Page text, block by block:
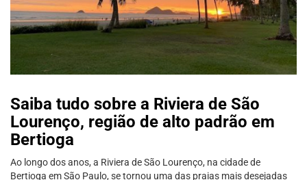
Saiba tudo sobre a Riviera de São
Lourenço, região de alto padrão em
Bertioga
Ao longo dos anos, a Riviera de São Lourenço, na cidade de
Bertioga em São Paulo, se tornou uma das praias mais desejadas